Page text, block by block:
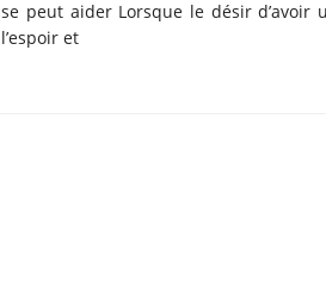
peut aider Lorsque le désir d’avoir
et